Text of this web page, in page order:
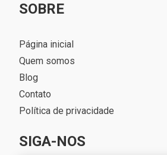
SOBRE
Página inicial
Quem somos
Blog
Contato
Política de privacidade
SIGA-NOS